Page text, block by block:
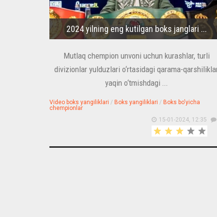
2024 yilning eng kutilgan boks janglari ...
Mutlaq chempion unvoni uchun kurashlar, turli
divizionlar yulduzlari o‘rtasidagi qarama-
yaqin o‘tmishdagi ...
Video boks yangiliklari / Boks yangiliklari / Boks bo'yicha
chempionlar
15-01-2024, 12:35